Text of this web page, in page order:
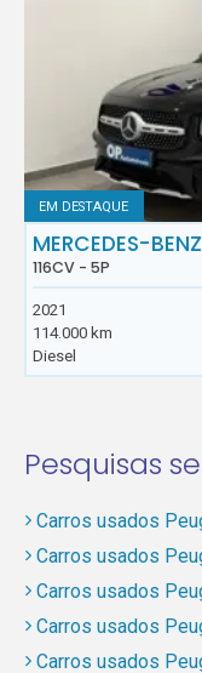
EM DESTAQUE
MERCEDES-
116CV - 5P
2021
114.000 km
Diesel
Pesquisas
Carros usados
Carros usados
Carros usados
Carros usados
Carros usados